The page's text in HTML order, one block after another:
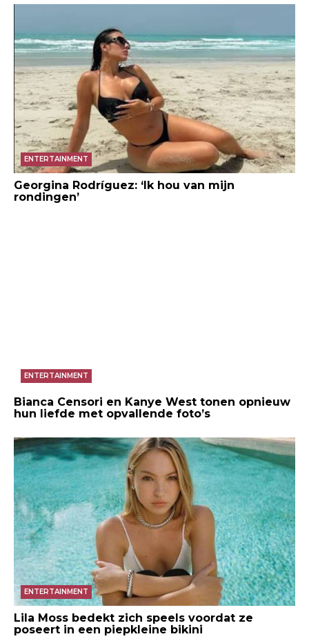
ENTERTAINMENT
Georgina Rodríguez: ‘Ik hou van mijn
rondingen’
ENTERTAINMENT
Bianca Censori en Kanye West tonen opnieuw
hun liefde met opvallende foto’s
ENTERTAINMENT
Lila Moss bedekt zich speels voordat ze
poseert in een piepkleine bikini